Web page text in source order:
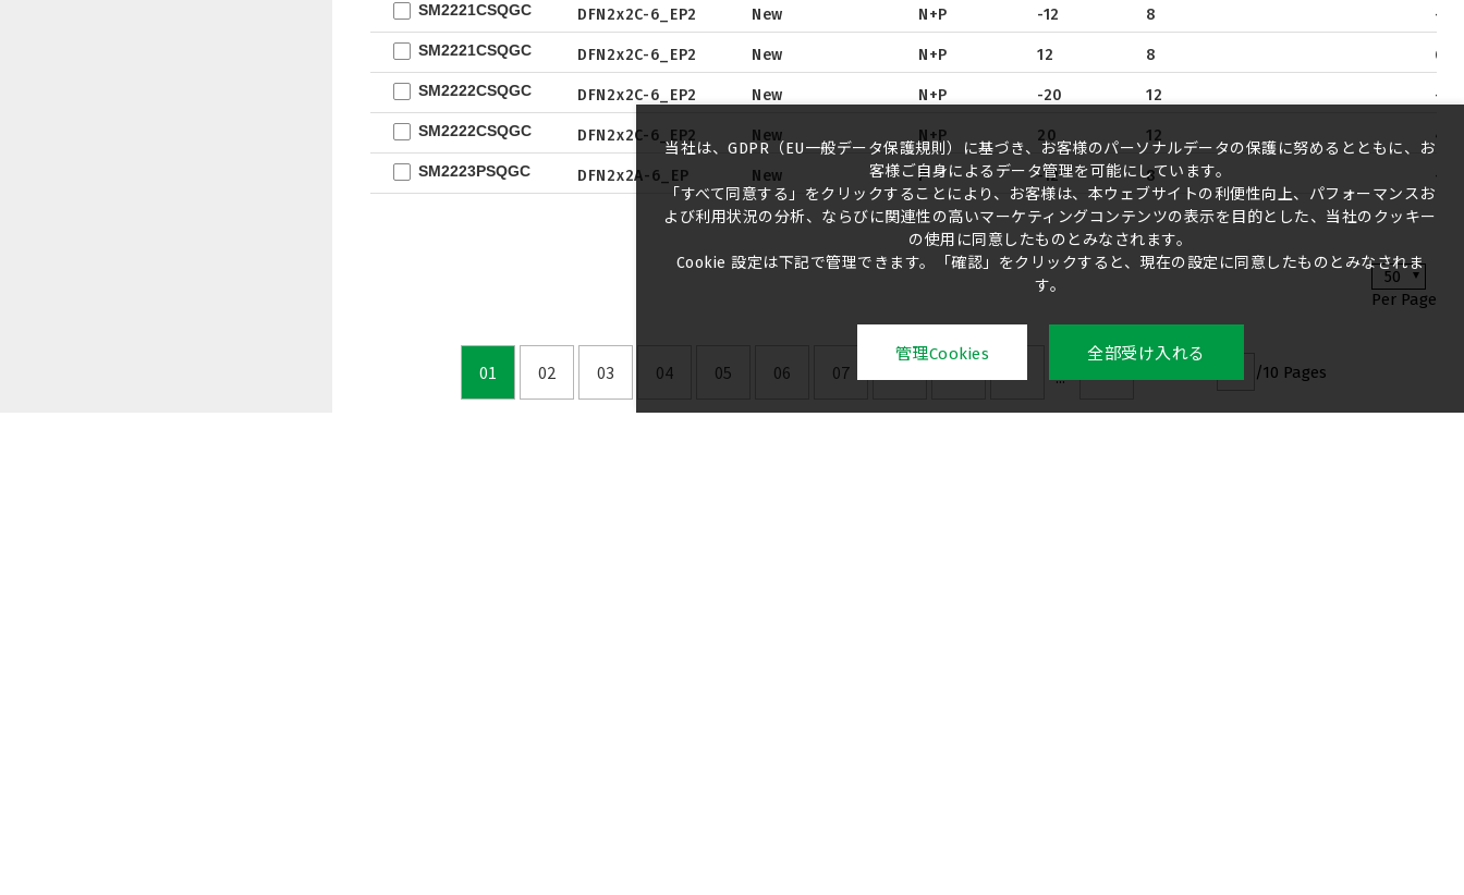
Tape & Reel
Package
Tape & Reel
Datasheet
Package
Tape & Reel
SM2221CSQGC
Datasheet
Package
Tape & Reel
DFN2x2C-6_EP2 New N+P -12 8 -
SM2221CSQGC
Tape & Reel
DFN2x2C-6_EP2 New N+P 12 8 6.8
SM2222CSQGC
Package
Tape & Reel
DFN2x2C-6_EP2 New N+P -20 12 -2.7
SM2222CSQGC
Datasheet
Package
Tape & Reel
DFN2x2C-6_EP2 New N+P 20 12 4.5
SM2223PSQGC
Datasheet
Package
Tape & Reel
DFN2x2A-6_EP New P -12 8 -11
50
Per Page
01 02 03 04 05 06 07 /10 Pages
当社は、GDPR（EU一般データ保護規則）に基づき、お客様のパーソナルデータの保護に努めるとともに、お
客様ご自身によるデータ管理を可能にしています。
「すべて同意する」をクリックすることにより、お客様は、本ウェブサイトの利便性向上、パフォーマンスお
よび利用状況の分析、ならびに関連性の高いマーケティングコンテンツの表示を目的とした、当社のクッキー
の使用に同意したものとみなされます。
Cookie 設定は下記で管理できます。「確認」をクリックすると、現在の設定に同意したものとみなされま
す。
管理Cookies 全部受け入れる